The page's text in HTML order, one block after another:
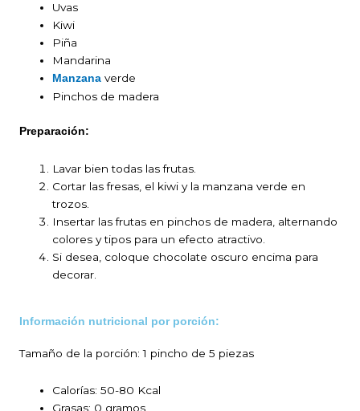
Uvas
Kiwi
Piña
Mandarina
Manzana verde
Pinchos de madera
Preparación:
Lavar bien todas las frutas.
Cortar las fresas, el kiwi y la manzana verde en
trozos.
Insertar las frutas en pinchos de madera, alternando
colores y tipos para un efecto atractivo.
Si desea, coloque chocolate oscuro encima para
decorar.
Información nutricional por porción:
Tamaño de la porción:1 pincho de 5 piezas
Calorías: 50-80 Kcal
Grasas: 0 gramos